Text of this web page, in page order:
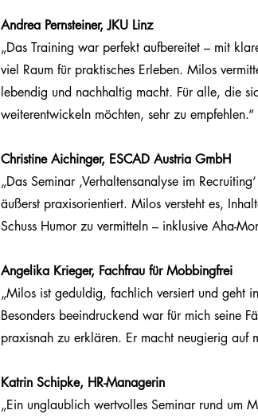
Andrea Pernsteiner, JKU Linz
„Das Training war perfekt aufbereitet – mit
viel Raum für praktisches Erleben. Milos
lebendig und nachhaltig macht. Für alle, die
weiterentwickeln möchten, sehr zu empfehlen.“
Christine Aichinger, ESCAD Austria GmbH
„Das Seminar ‚Verhaltensanalyse im
äußerst praxisorientiert. Milos versteht es,
Schuss Humor zu vermitteln – inklusive Aha-
Angelika Krieger, Fachfrau für Mobbingfrei
„Milos ist geduldig, fachlich versiert und geht
Besonders beeindruckend war für mich seine
praxisnah zu erklären. Er macht neugierig auf
Katrin Schipke, HR-Managerin
„Ein unglaublich wertvolles Seminar rund um